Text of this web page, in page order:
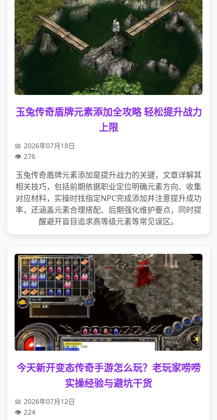
玉兔传奇盾牌元素添加全攻略 轻松提升战力
上限
2026年07月18日
276
玉兔传奇盾牌元素添加是提升战力的关键，文章详解其
相关技巧，包括前期依据职业定位明确元素方向、收集
对应材料，实操时找指定NPC完成添加并注意提升成功
率，还涵盖元素合理搭配、后期强化维护要点，同时提
醒避开盲目追求高等级元素等常见误区。
今天新开变态传奇手游怎么玩？老玩家唠唠
实操经验与避坑干货
2026年07月12日
224